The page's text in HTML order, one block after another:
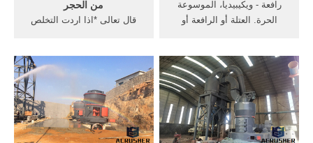
من الحجر
قال تعالى *اذا اردت التخلص
والثوم من المفرمة . يمكنك
طحن . *لتنظيف المرايا
يستخدم بنطلونات الجيز
القديمة بامكانك قصها على
شكل فوط .
رافعة - ويكيبيديا، الموسوعة
الحرة. العتلة أو الرافعة أو
الفارسي) أو القاروص أو
القرسطون أوالجالس (وهذين
الأخيرين فيهم خلط) :هي ذراع
طويل يتمحور في نقطة ثابتة
عليه تعد ...